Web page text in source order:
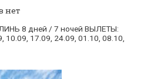
нет
8 дней / 7 ночей ВЫЛЕТЫ:
10.09, 17.09, 24.09, 01.10, 08.10,